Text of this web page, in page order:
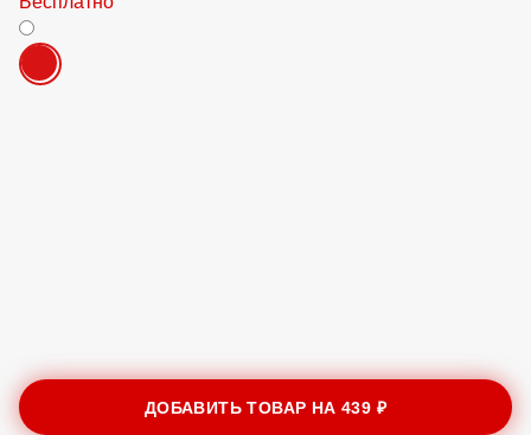
Палочки
Бесплатно
ДОБАВИТЬ ТОВАР НА439 ₽